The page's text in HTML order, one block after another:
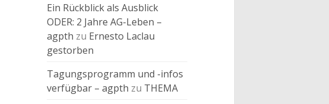
Ein Rückblick als Ausblick
ODER: 2 Jahre AG-Leben –
agpth zu Ernesto Laclau
gestorben
Tagungsprogramm und -infos
verfügbar – agpth zu THEMA